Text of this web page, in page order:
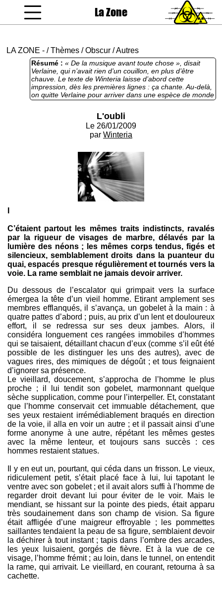
La Zone
LA ZONE - /Thèmes /Obscur /Autres
Résumé : « De la musique avant toute chose », disait
Verlaine, qui n’avait rien d’un couillon, en plus d’être
chauve. Le texte de Winteria laisse d’abord cette
impression, dès les premières lignes : ça chante. Au-delà,
on quitte Verlaine pour arriver dans une espèce de monde
étrange et angoissant pour le personnage, avec
lecteurs ; soit ça semblera fin et excellent d’acuité, soit ça
fera franchement rigoler, un peu comme un sketch des
Inconnus sur le cinéma suédois du XXe. Les Inconnus, qui
L'oubli
Le 26/01/2009
par Winteria
C’étaient partout les mêmes traits indistincts, ravalés
par la rigueur de visages de marbre, délavés par la
lumière des néons ; les mêmes corps tendus, figés et
silencieux, semblablement droits dans la puanteur du
quai, espacés presque régulièrement et tournés vers la
voie. La rame semblait ne jamais devoir arriver.
Du dessous de l’escalator qui grimpait vers la surface
émergea la tête d’un vieil homme. Etirant amplement ses
membres efflanqués, il s’avança, un gobelet à la main : à
quatre pattes d’abord ; puis, au prix d’un lent et douloureux
effort, il se redressa sur ses deux jambes. Alors, il
considéra longuement ces rangées immobiles d’hommes
qui se taisaient, détaillant chacun d’eux (comme s’il eût été
possible de les distinguer les uns des autres), avec de
vagues rires, des mimiques de dégoût ; et tous feignaient
d’ignorer sa présence.
Le vieillard, doucement, s’approcha de l’homme le plus
proche ; il lui tendit son gobelet, marmonnant quelque
sèche supplication, comme pour l’interpeller. Et, constatant
que l’homme conservait cet immuable détachement, que
ses yeux restaient irrémédiablement braqués en direction
de la voie, il alla en voir un autre ; et il passait ainsi d’une
forme anonyme à une autre, répétant les mêmes gestes
avec la même lenteur, et toujours sans succès : ces
hommes restaient statues.
Il y en eut un, pourtant, qui céda dans un frisson. Le vieux,
ridiculement petit, s’était placé face à lui, lui tapotant le
ventre avec son gobelet ; et il avait alors suffi à l’homme de
regarder droit devant lui pour éviter de le voir. Mais le
mendiant, se hissant sur la pointe des pieds, était apparu
très soudainement dans son champ de vision. Sa figure
était affligée d’une maigreur effroyable ; les pommettes
saillantes tendaient la peau de sa figure, semblaient devoir
la déchirer à tout instant ; tapis dans l’ombre des arcades,
les yeux luisaient, gorgés de fièvre. Et à la vue de ce
visage, l’homme frémit ; au loin, dans le tunnel, on entendit
la rame, qui arrivait. Le vieillard, en courant, retourna à sa
cachette.